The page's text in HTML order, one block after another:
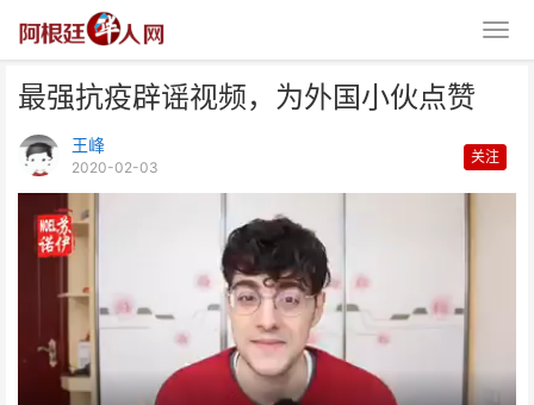
最强抗疫辟谣视频，为外国小伙点赞
王峰
2020-02-03
关注
最强抗疫辟谣视频，为外国小伙点